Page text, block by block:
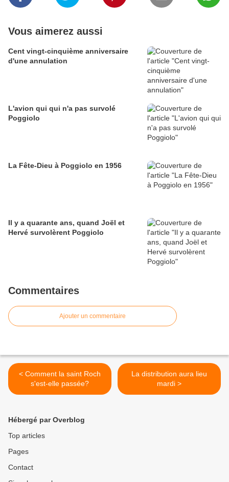
Vous aimerez aussi
Cent vingt-cinquième anniversaire
d'une annulation
L'avion qui qui n'a pas survolé
Poggiolo
La Fête-Dieu à Poggiolo en 1956
Il y a quarante ans, quand Joël et
Hervé survolèrent Poggiolo
Commentaires
Ajouter un commentaire
< Comment la saint Roch
s'est-elle passée?
La distribution aura lieu
mardi >
Hébergé par Overblog
Top articles
Pages
Contact